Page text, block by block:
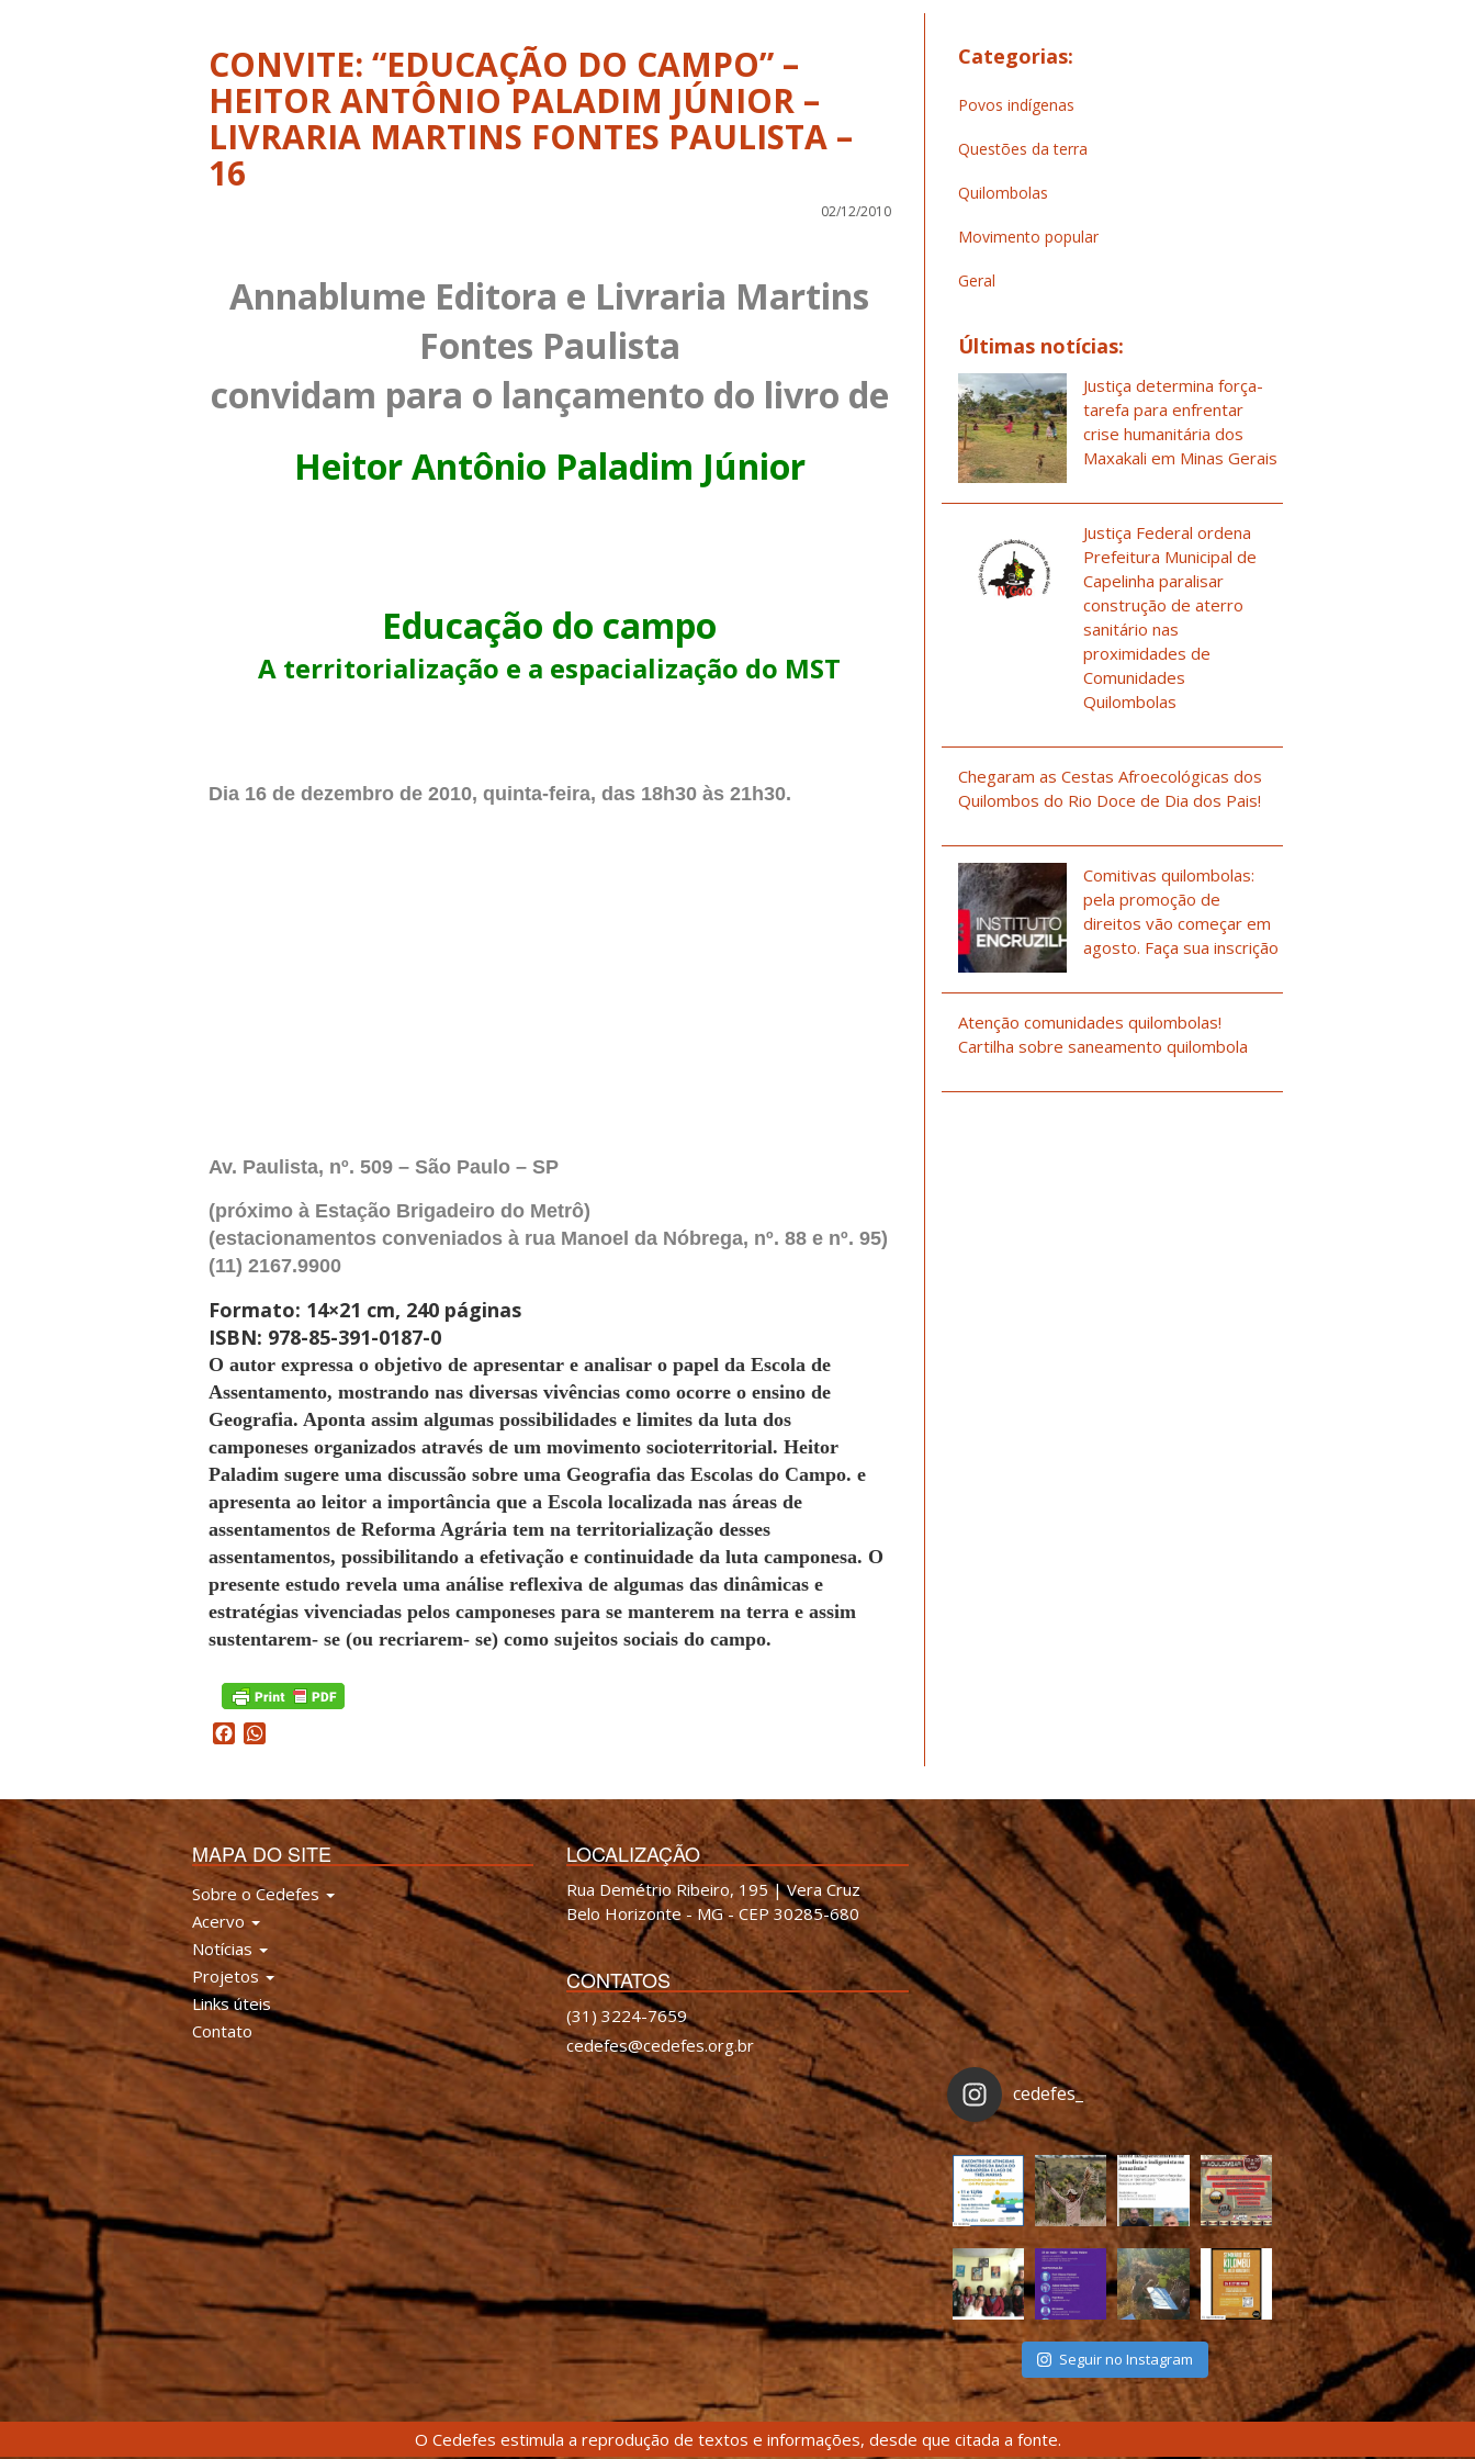
CONVITE: “EDUCAÇÃO DO CAMPO” –
HEITOR ANTÔNIO PALADIM JÚNIOR –
LIVRARIA MARTINS FONTES PAULISTA –
16
02/12/2010
Annablume Editora e Livraria Martins
Fontes Paulista
convidam para o lançamento do livro de
Heitor Antônio Paladim Júnior
Educação do campo
A territorialização e a espacialização do MST
Dia 16 de dezembro de 2010, quinta-feira, das 18h30 às 21h30.
Av. Paulista, nº. 509 – São Paulo – SP
(próximo à Estação Brigadeiro do Metrô)
(estacionamentos conveniados à rua Manoel da Nóbrega, nº. 88 e nº. 95)
(11) 2167.9900
Formato: 14×21 cm, 240 páginas
ISBN: 978-85-391-0187-0
O autor expressa o objetivo de apresentar e analisar o papel da Escola de
Assentamento, mostrando nas diversas vivências como ocorre o ensino de
Geografia. Aponta assim algumas possibilidades e limites da luta dos
camponeses organizados através de um movimento socioterritorial. Heitor
Paladim sugere uma discussão sobre uma Geografia das Escolas do Campo. e
apresenta ao leitor a importância que a Escola localizada nas áreas de
assentamentos de Reforma Agrária tem na territorialização desses
assentamentos, possibilitando a efetivação e continuidade da luta camponesa. O
presente estudo revela uma análise reflexiva de algumas das dinâmicas e
estratégias vivenciadas pelos camponeses para se manterem na terra e assim
sustentarem- se (ou recriarem- se) como sujeitos sociais do campo.
Facebook
Categorias:
Povos indígenas
Questões da terra
Quilombolas
Movimento popular
Geral
Últimas notícias:
Justiça determina força-
tarefa para enfrentar
crise humanitária dos
Maxakali em Minas Gerais
Justiça Federal ordena
Prefeitura Municipal de
Capelinha paralisar
construção de aterro
sanitário nas
proximidades de
Comunidades
Quilombolas
Chegaram as Cestas Afroecológicas dos
Quilombos do Rio Doce de Dia dos Pais!
Comitivas quilombolas:
pela promoção de
direitos vão começar em
agosto. Faça sua inscrição
Atenção comunidades quilombolas!
Cartilha sobre saneamento quilombola
MAPA DO SITE
Sobre o Cedefes
Acervo
Notícias
Projetos
Links úteis
Contato
LOCALIZAÇÃO
Rua Demétrio Ribeiro, 195 | Vera Cruz
Belo Horizonte - MG - CEP 30285-680
CONTATOS
(31) 3224-7659
cedefes@cedefes.org.br
cedefes_
Seguir no Instagram
O Cedefes estimula a reprodução de textos e informações, desde que citada a fonte.